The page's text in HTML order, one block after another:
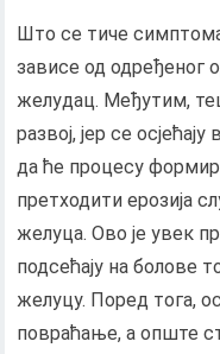
Што се тиче
зависе од одређеног
желудац. Међутим,
развој, јер се
да ће процесу
претходити ерозија
желуца. Ово је увек
подсећају на болове
желуцу. Поред тога,
повраћање, а опште